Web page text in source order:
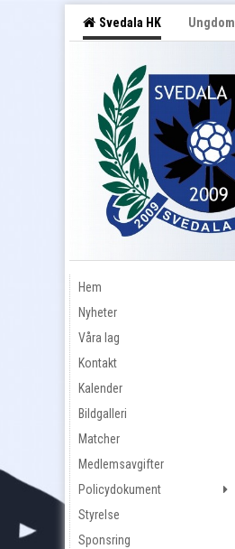
Svedala HK Ungdom
Hem
Nyheter
Våra lag
Kontakt
Kalender
Bildgalleri
Matcher
Medlemsavgifter
Policydokument
Styrelse
Sponsring